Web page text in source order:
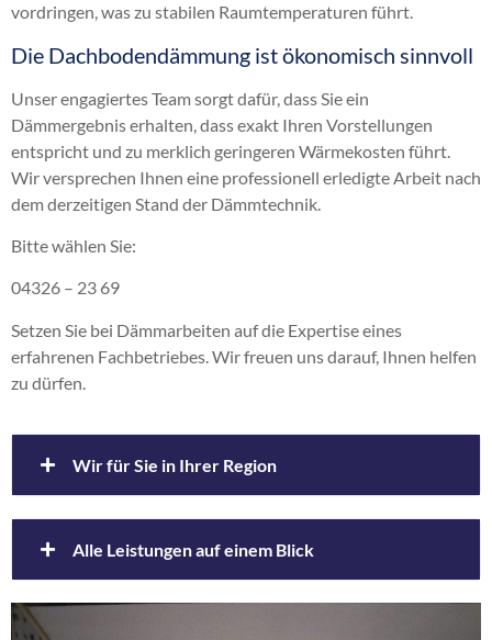
vordringen, was zu stabilen Raumtemperaturen führt.
Die Dachbodendämmung ist ökonomisch sinnvoll
Unser engagiertes Team sorgt dafür, dass Sie ein
Dämmergebnis erhalten, dass exakt Ihren Vorstellungen
entspricht und zu merklich geringeren Wärmekosten führt.
Wir versprechen Ihnen eine professionell erledigte Arbeit nach
dem derzeitigen Stand der Dämmtechnik.
Bitte wählen Sie:
04326 – 23 69
Setzen Sie bei Dämmarbeiten auf die Expertise eines
erfahrenen Fachbetriebes. Wir freuen uns darauf, Ihnen helfen
zu dürfen.
Wir für Sie in Ihrer Region
Ahrensbök
Ahrensburg Grosshansdorf
Alle Leistungen auf einem Blick